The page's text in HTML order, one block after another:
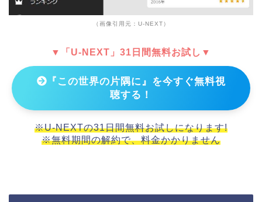
（画像引用元：U-NEXT）
▼「U-NEXT」31日間無料お試し▼
『この世界の片隅に』を今すぐ無料視
聴する！
※U-NEXTの31日間無料お試しになります!
※無料期間の解約で、料金かかりません